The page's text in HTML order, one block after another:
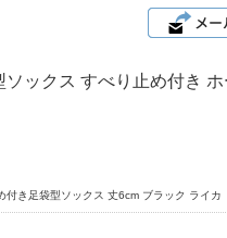
ックス すべり止め付き
き足袋型ソックス 丈6cm ブラック ライカ